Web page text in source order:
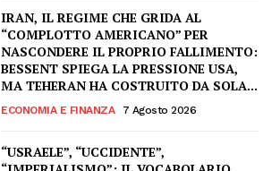
IRAN, IL REGIME CHE GRIDA AL
“COMPLOTTO AMERICANO” PER
NASCONDERE IL PROPRIO FALLIMENTO:
BESSENT SPIEGA LA PRESSIONE USA,
MA TEHERAN HA COSTRUITO DA SOLA...
ECONOMIA E FINANZA 7 Agosto 2026
“USRAELE”, “UCCIDENTE”,